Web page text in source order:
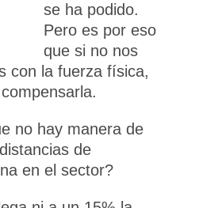
se ha podido.
Pero es por eso
que si no nos
con la fuerza física,
no hay manera de
de
en el sector?